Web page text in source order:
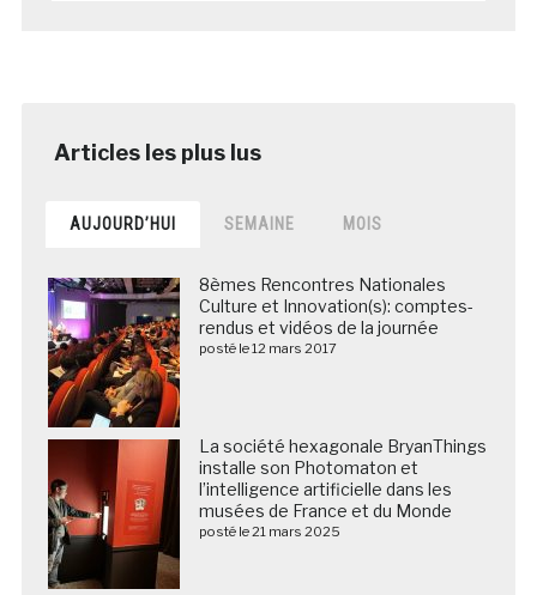
AUJOURD’HUI SEMAINE MOIS
8èmes Rencontres Nationales
Culture et Innovation(s): comptes-
rendus et vidéos de la journée
posté le 12 mars 2017
La société hexagonale BryanThings
installe son Photomaton et
l’intelligence artificielle dans les
musées de France et du Monde
posté le 21 mars 2025